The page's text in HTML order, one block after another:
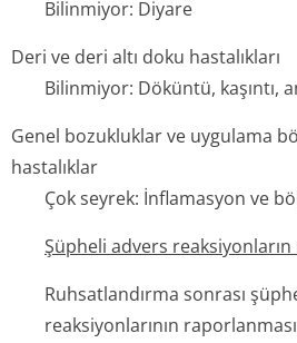
Bilinmiyor: Diyare
Deri ve deri altı doku hastalıkları
Bilinmiyor: Döküntü, kaşıntı,
Genel bozukluklar ve uygulama
hastalıklar
Çok seyrek: İnflamasyon ve
Şüpheli advers
Ruhsatlandırma sonrası
reaksiyonlarının